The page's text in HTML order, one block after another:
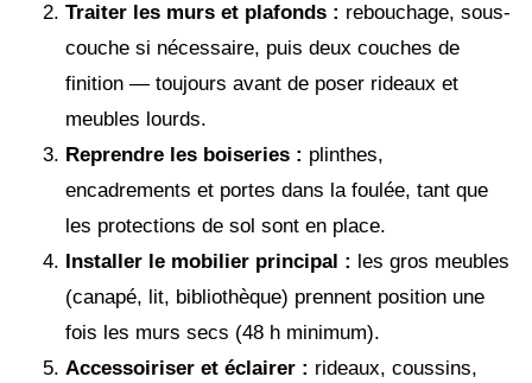
Traiter les murs et plafonds : rebouchage, sous-
couche si nécessaire, puis deux couches de
finition — toujours avant de poser rideaux et
meubles lourds.
Reprendre les boiseries : plinthes,
encadrements et portes dans la foulée, tant que
les protections de sol sont en place.
Installer le mobilier principal : les gros meubles
(canapé, lit, bibliothèque) prennent position une
fois les murs secs (48 h minimum).
Accessoiriser et éclairer : rideaux, coussins,